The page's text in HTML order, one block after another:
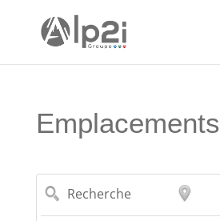
Emplacements
Recherche